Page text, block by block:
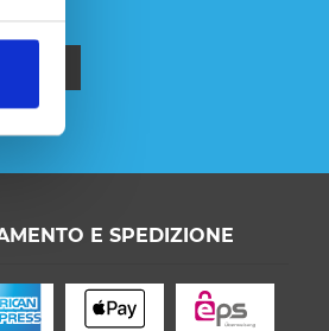
accettare* E SPEDIZIONE